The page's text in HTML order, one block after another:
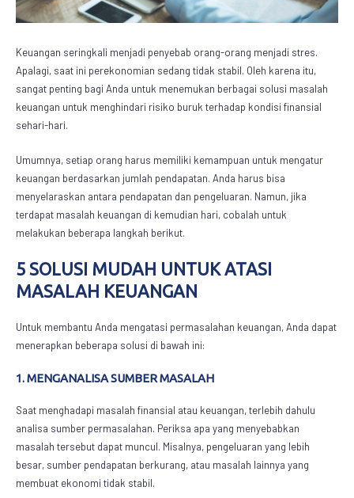
Keuangan seringkali menjadi penyebab orang-orang menjadi stres.
Apalagi, saat ini perekonomian sedang tidak stabil. Oleh karena itu,
sangat penting bagi Anda untuk menemukan berbagai solusi masalah
keuangan untuk menghindari risiko buruk terhadap kondisi finansial
sehari-hari.
Umumnya, setiap orang harus memiliki kemampuan untuk mengatur
keuangan berdasarkan jumlah pendapatan. Anda harus bisa
menyelaraskan antara pendapatan dan pengeluaran. Namun, jika
terdapat masalah keuangan di kemudian hari, cobalah untuk
melakukan beberapa langkah berikut.
5SOLUSI MUDAH UNTUK ATASI
MASALAH KEUANGAN
Untuk membantu Anda mengatasi permasalahan keuangan, Anda dapat
menerapkan beberapa solusi di bawah ini:
1. MENGANALISA SUMBER MASALAH
Saat menghadapi masalah finansial atau keuangan, terlebih dahulu
analisa sumber permasalahan. Periksa apa yang menyebabkan
masalah tersebut dapat muncul. Misalnya, pengeluaran yang lebih
besar, sumber pendapatan berkurang, atau masalah lainnya yang
membuat ekonomi tidak stabil.